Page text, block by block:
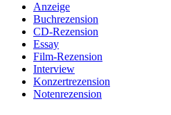
Anzeige
Buchrezension
CD-Rezension
Essay
Film-Rezension
Interview
Konzertrezension
Notenrezension